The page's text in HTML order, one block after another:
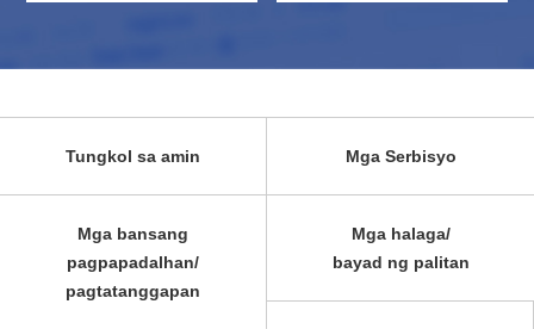
Tungkol sa amin Mga Serbisyo
Mga bansang
pagpapadalhan/
pagtatanggapan
Mga halaga/
bayad ng palitan